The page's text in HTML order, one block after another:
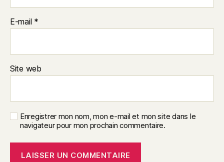
E-mail *
Site web
Enregistrer mon nom, mon e-mail et mon site dans le
navigateur pour mon prochain commentaire.